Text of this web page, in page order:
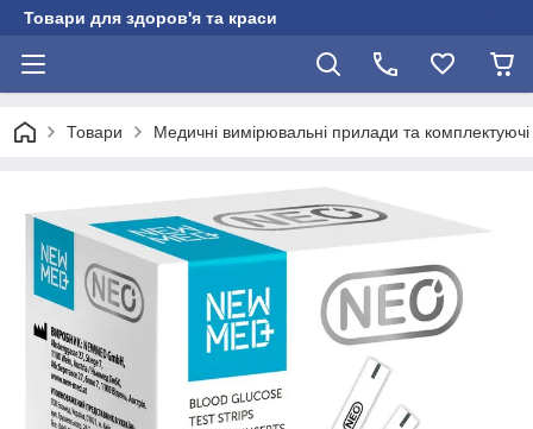
Товари для здоров'я та краси
Товари Медичні вимірювальні прилади та комплектуючі